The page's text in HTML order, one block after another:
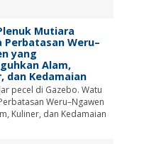
Mutiara
Perbatasan Weru–
yang
Alam,
dan Kedamaian
pecel di Gazebo. Watu
Weru–Ngawen
Kuliner, dan Kedamaian